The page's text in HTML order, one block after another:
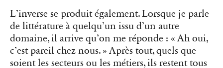
L’inverse se produit également. Lorsque je parle
de littérature à quelqu’un issu d’un autre
domaine, il arrive qu’on me réponde : « Ah oui,
c’est pareil chez nous. » Après tout, quels que
soient les secteurs ou les métiers, ils restent tous